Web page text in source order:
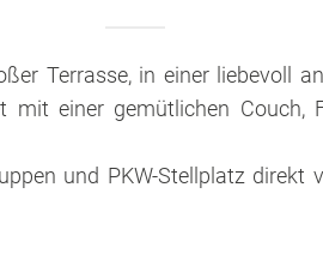
Terrasse, in einer liebevoll
mit einer gemütlichen
und PKW-Stellplatz